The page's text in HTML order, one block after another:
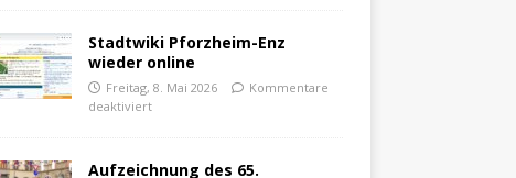
Stadtwiki Pforzheim-Enz
wieder online
Freitag, 8. Mai 2026
Kommentare
deaktiviert
Aufzeichnung des 65.